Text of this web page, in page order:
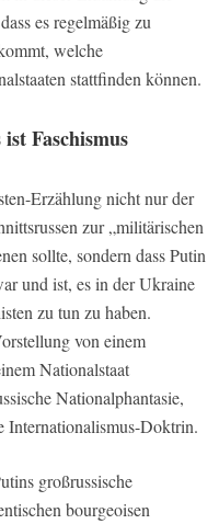
es regelmäßig zu
welche
stattfinden können.
Faschismus
Erzählung nicht nur der
zur „militärischen
sollte, sondern dass Putin
und ist, es in der Ukraine
zu tun zu haben.
von einem
Nationalstaat
Nationalphantasie,
Internationalismus-Doktrin.
großrussische
bourgeoisen